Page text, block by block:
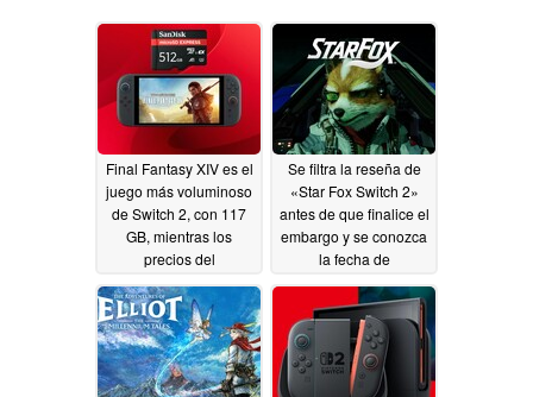
Final Fantasy XIV es el
juego más voluminoso
de Switch 2, con 117
GB, mientras los
precios del
almacenamiento
siguen siendo
elevados07/26/2026
Se filtra la reseña de
«Star Fox Switch 2»
antes de que finalice el
embargo y se conozca
la fecha de
lanzamiento del
remake06/24/2026